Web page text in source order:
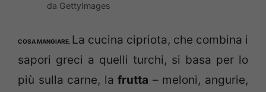
da GettyImages
COSA MANGIARE. La cucina cipriota, che combina i
sapori greci a quelli turchi, si basa per lo
più sulla carne, lafrutta – meloni, angurie,